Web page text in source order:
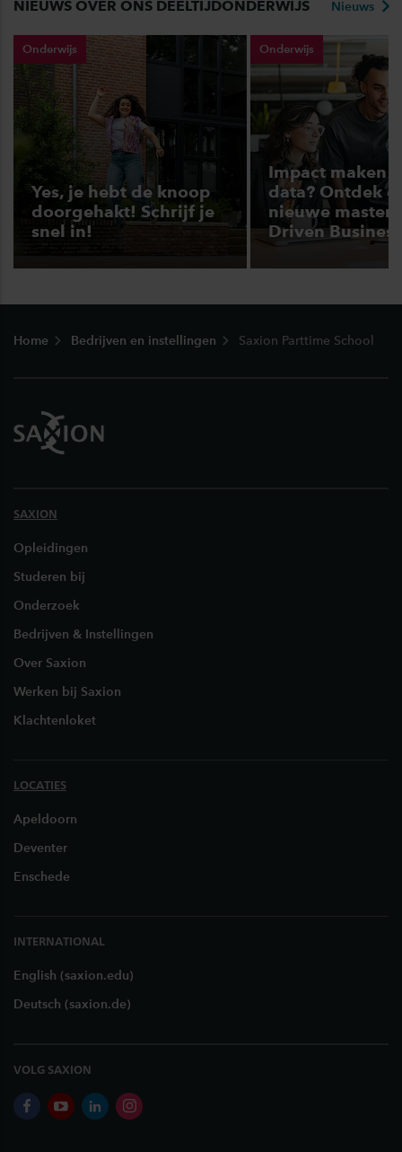
NIEUWS OVER ONS DEELTIJDONDERWIJS Nieuws
Onderwijs
Yes, je hebt de knoop
doorgehakt! Schrijf je
snel in!
Onderwijs
Impact maken
data? Ontdek
nieuwe master
Driven Business
Home Bedrijven en instellingen Saxion Parttime School
SAXION
Opleidingen
Studeren bij
Onderzoek
Bedrijven & Instellingen
Over Saxion
Werken bij Saxion
Klachtenloket
LOCATIES
Apeldoorn
Deventer
Enschede
INTERNATIONAL
English (saxion.edu)
Deutsch (saxion.de)
VOLG SAXION
facebookyoutubelinkedininstagram